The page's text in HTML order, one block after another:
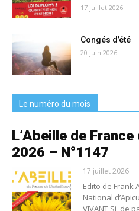
17 juillet 2026
Congés d’été
20 juin 2026
Le numéro du mois
L’Abeille de
2026 – N°1147
17 juillet 2026
Edito de Frank
National
VIVANT Si, de